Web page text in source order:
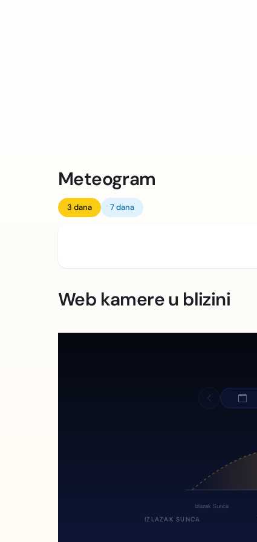
Meteogram
3 dana 7 dana
Web kamere u blizini
Izlazak Sunca
IZLAZAK SUNCA